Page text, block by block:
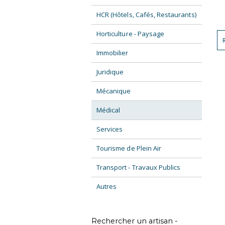
HCR (Hôtels, Cafés, Restaurants)
Horticulture - Paysage
Immobilier
Juridique
Mécanique
Médical
Services
Tourisme de Plein Air
Transport - Travaux Publics
Autres
Rechercher un artisan -